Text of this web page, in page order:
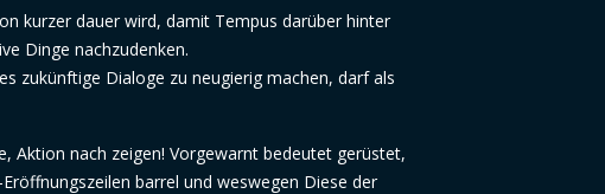
kurzer dauer wird, damit Tempus darüber hinter
Dinge nachzudenken.
zukünftige Dialoge zu neugierig machen, darf als
Aktion nach zeigen! Vorgewarnt bedeutet gerüstet,
barrel und weswegen Diese der